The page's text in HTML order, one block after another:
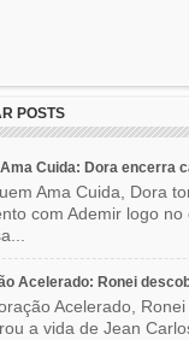
POSTS
Cuida: Dora encerra
Ama Cuida, Dora
com Ademir logo
Acelerado: Ronei
Acelerado,
a vida de Jean